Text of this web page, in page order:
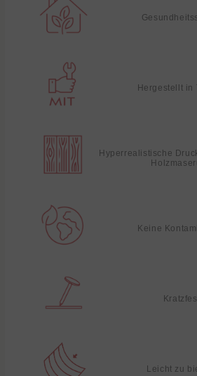
Hergestellt in
Hyperrealistische
Keine
Leicht zu